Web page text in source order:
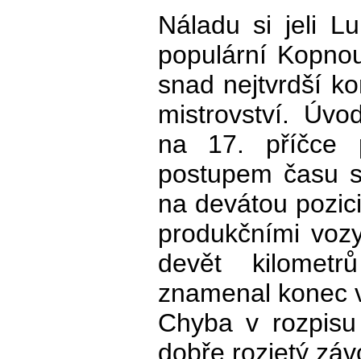
Náladu si jeli
populární
snad nejtvrdší
mistrovství.
na 17. příčce
postupem času
na devátou
produkčními
devět
znamenal konec
Chyba v
dobře rozjetý